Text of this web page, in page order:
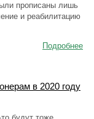
прописаны лишь
и реабилитацию
Подробнее
в 2020 году